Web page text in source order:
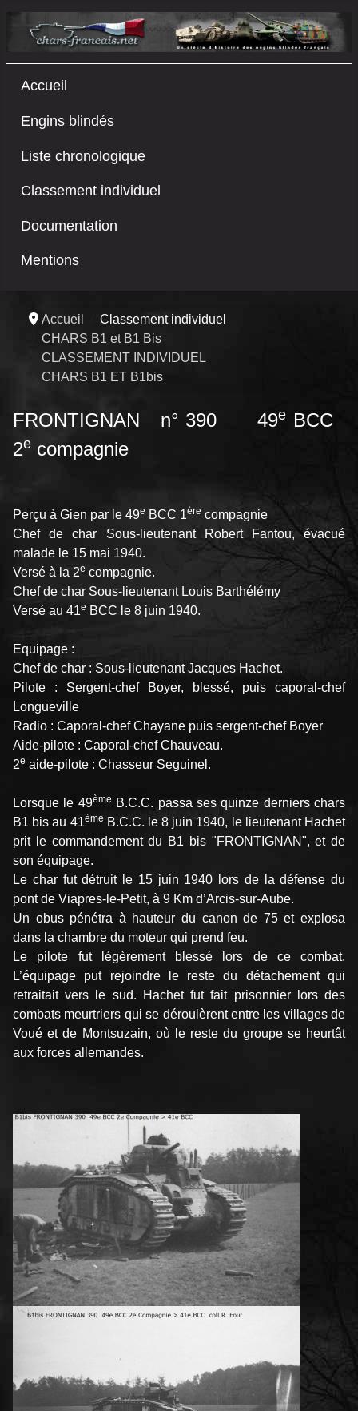
Accueil
Engins blindés
Liste chronologique
Classement individuel
Documentation
Mentions
Accueil
Classement individuel
CHARS B1 et B1 Bis
CLASSEMENT INDIVIDUEL
CHARS B1 ET B1bis
FRONTIGNAN n° 390 49e BCC
2e compagnie
Perçu à Gien par le 49e BCC 1ère compagnie
Chef de char Sous-lieutenant Robert Fantou, évacué
malade le 15 mai 1940.
Versé à la 2e compagnie.
Chef de char Sous-lieutenant Louis Barthélémy
Versé au 41e BCC le 8 juin 1940.
Equipage :
Chef de char : Sous-lieutenant Jacques Hachet.
Pilote : Sergent-chef Boyer, blessé, puis caporal-chef
Longueville
Radio : Caporal-chef Chayane puis sergent-chef Boyer
Aide-pilote : Caporal-chef Chauveau.
2e aide-pilote : Chasseur Seguinel.
Lorsque le 49ème B.C.C. passa ses quinze derniers chars
B1 bis au 41èmeB.C.C. le 8 juin 1940, le lieutenant Hachet
prit le commandement du B1 bis "FRONTIGNAN", et de
son équipage.
Le char fut détruit le 15 juin 1940 lors de la défense du
pont de Viapres-le-Petit, à 9 Km d’Arcis-sur-Aube.
Un obus pénétra à hauteur du canon de 75 et explosa
dans la chambre du moteur qui prend feu.
Le pilote fut légèrement blessé lors de ce combat.
L’équipage put rejoindre le reste du détachement qui
retraitait vers le sud. Hachet fut fait prisonnier lors des
combats meurtriers qui se déroulèrent entre les villages de
Voué et de Montsuzain, où le reste du groupe se heurtât
aux forces allemandes.